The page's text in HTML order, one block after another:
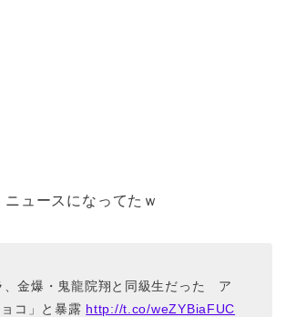
ニュースになってたｗ
、金爆・鬼龍院翔と同級生だった ア
コ」と暴露 http://t.co/weZYBiaFUC